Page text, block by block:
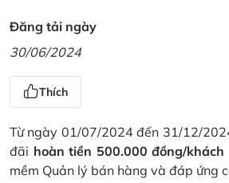
Đăng tải ngày
30/06/2024
Thích
Từ ngày 01/07/2024 đến 31/12/
đãi hoàn tiền 500.000 đồng/khách
mềm Quản lý bán hàng và đáp ứng